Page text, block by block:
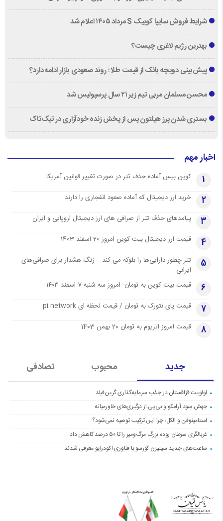
شرایط فروش سایپا کوییک S مرداد ۱۴۰۵ اعلام شد
بهترین رژیم لاغری چیست؟
پیش‌بینی دویچه‌ بانک از قیمت طلا ؛ روند صعودی بازار ادامه دارد؟
محسن مسلمان مربی تیم زیر ۲۱ سال پرسپولیس شد
بستری شدن پرز هیلتون پس از پخش زنده خودآزاری در تیک‌تاک
اخبار مهم
1 کوین بیس آماده حذف تتر در صورت تغییر قوانین آمریکا
2 خرید ارز دیجیتال که آماده صعود انفجاری را دارند
3 پیامدهای حذف تتر از صرافی های ارز دیجیتال اروپایی و ایران
4 قیمت ارز دیجیتال بیت کوین امروز 20 اسفند 1403
5
تتر چطور دارایی‌ها را بلوکه می کند – زنگ هشدار برای صرافی‌های
ایرانی
6 قیمت بیت کوین به تومان- امروز سه شنبه 7 اسفند ۱۴۰۳
7 قیمت پای نتورک به تومان / قیمت لحظه ای pi network
8 قیمت امروز اتریوم به تومان 20 بهمن 1403
جدید محبوب تصادفی
اولویت قزاقستان در جذب سرمایه‌گذاری گرین‌فیلد
جهش سود آرامکو و بی‌پی از درگیری‌های خاورمیانه
استامینوفن و الکل؛ چرا این ترکیب توصیه نمی‌شود؟
غربالگری سرطان روده بزرگ مرگ‌ومیر را تا ۵۰ درصد کاهش داد
ساعت‌های جدید سیتیزن کورسو با فناوری اکودرایو معرفی شدند